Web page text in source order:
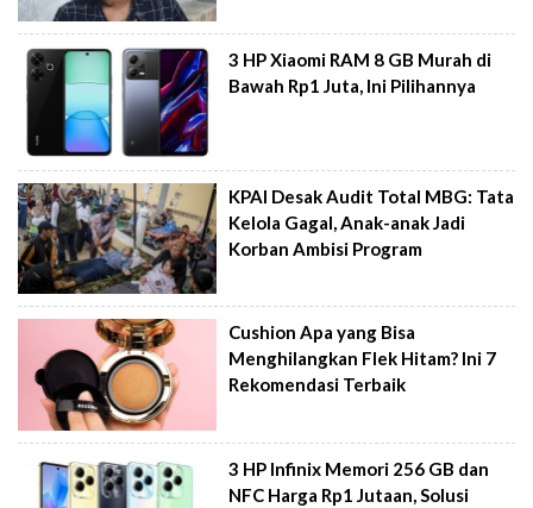
3 HP Xiaomi RAM 8 GB Murah di
Bawah Rp1 Juta, Ini Pilihannya
KPAI Desak Audit Total MBG: Tata
Kelola Gagal, Anak-anak Jadi
Korban Ambisi Program
Cushion Apa yang Bisa
Menghilangkan Flek Hitam? Ini 7
Rekomendasi Terbaik
3 HP Infinix Memori 256 GB dan
NFC Harga Rp1 Jutaan, Solusi